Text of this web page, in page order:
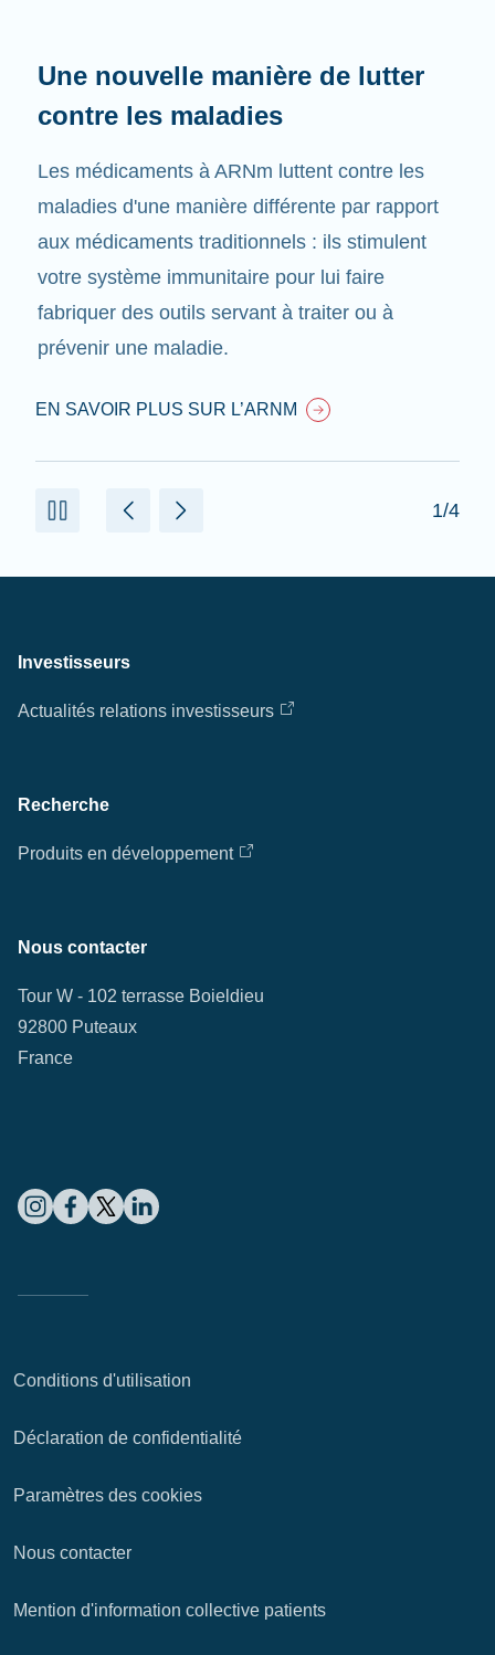
Une nouvelle manière de lutter
contre les maladies
Les médicaments à ARNm luttent contre les
maladies d'une manière différente par rapport
aux médicaments traditionnels : ils stimulent
votre système immunitaire pour lui faire
fabriquer des outils servant à traiter ou à
prévenir une maladie.
EN SAVOIR PLUS SUR L’ARNM
1/4
Investisseurs
Actualités relations investisseurs
Recherche
Produits en développement
Nous contacter
Tour W - 102 terrasse Boieldieu
92800 Puteaux
France
Conditions d'utilisation
Déclaration de confidentialité
Paramètres des cookies
Nous contacter
Mention d'information collective patients